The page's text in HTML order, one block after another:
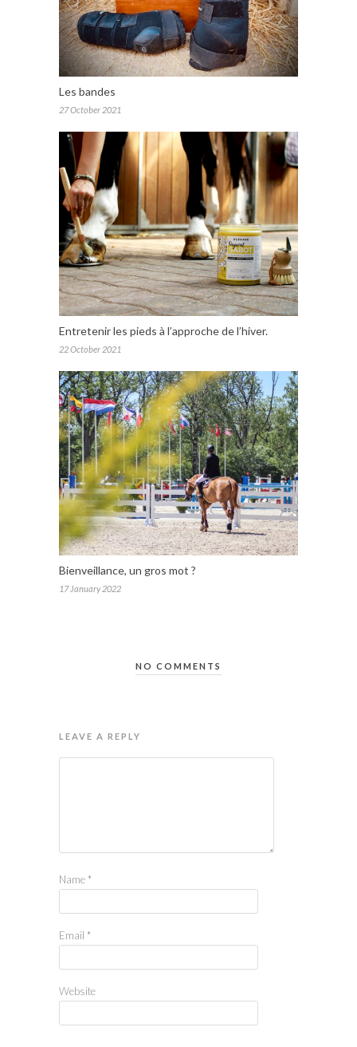
Les bandes
27 October 2021
Entretenir les pieds à l’approche de l’hiver.
22 October 2021
Bienveillance, un gros mot ?
17 January 2022
NO COMMENTS
LEAVE A REPLY
Name *
Email *
Website